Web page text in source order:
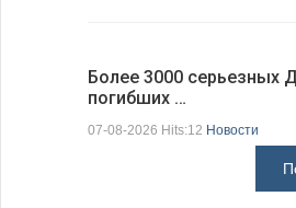
Более 3000 серьезных
погибших …
07-08-2026 Hits:12 Новости